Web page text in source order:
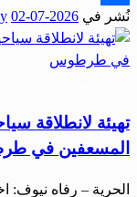
Share
نُشر في 2026-07-02
تهيئة لانطلاقة
المسعفين في
الحرية – رفاه نيوف: